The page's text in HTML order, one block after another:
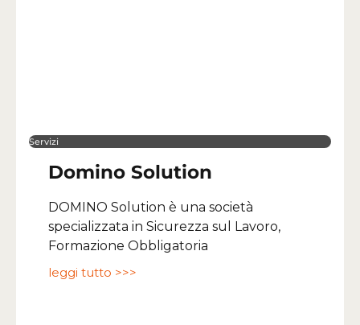
Servizi
Domino Solution
DOMINO Solution è una società
specializzata in Sicurezza sul Lavoro,
Formazione Obbligatoria
leggi tutto >>>